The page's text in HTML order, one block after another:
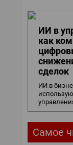
ИИ в
как
сделок
ИИ в
Самое